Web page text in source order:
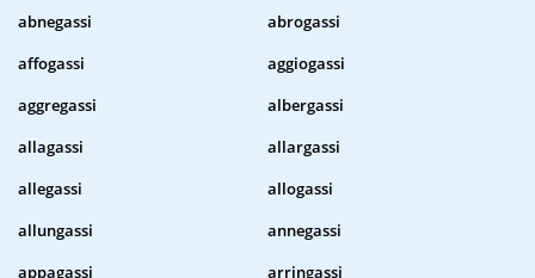
abnegassi
abrogassi
affogassi
aggiogassi
aggregassi
albergassi
allagassi
allargassi
allegassi
allogassi
allungassi
annegassi
appagassi
arringassi